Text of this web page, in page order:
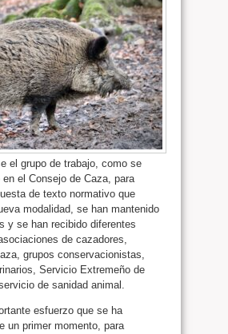
el grupo de trabajo, como se
en el Consejo de Caza, para
de texto normativo que
modalidad, se han mantenido
y se han recibido diferentes
de cazadores,
grupos conservacionistas,
Servicio Extremeño de
de sanidad animal.
esfuerzo que se ha
un primer momento, para